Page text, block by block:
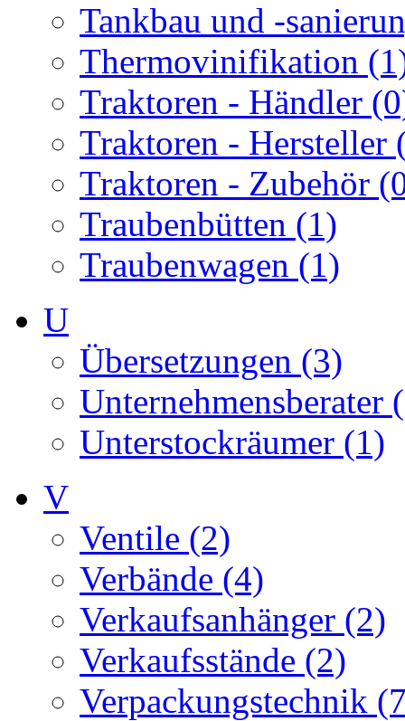
Tankbau und -
Thermovinifikation
Traktoren - Händler
Traktoren - Hersteller
Traktoren - Zubehör
Traubenbütten (1)
Traubenwagen (1)
U
Übersetzungen (3)
Unternehmensberater
Unterstockräumer (1)
V
Ventile (2)
Verbände (4)
Verkaufsanhänger (2)
Verkaufsstände (2)
Verpackungstechnik